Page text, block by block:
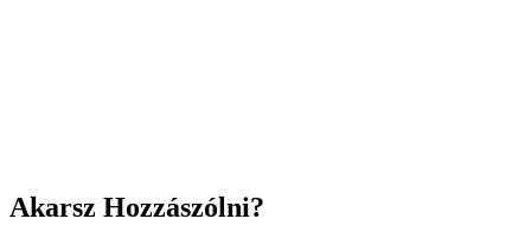
Akarsz Hozzászólni?